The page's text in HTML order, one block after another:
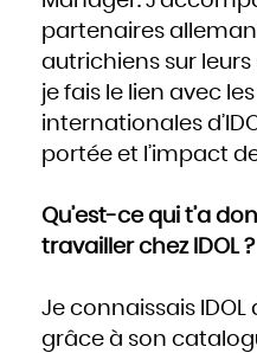
partenaires
autrichiens sur
je fais le lien avec
internationales
portée et l’impact
Qu’est-ce qui t’a
travailler chez IDOL ?
Je connaissais
grâce à son